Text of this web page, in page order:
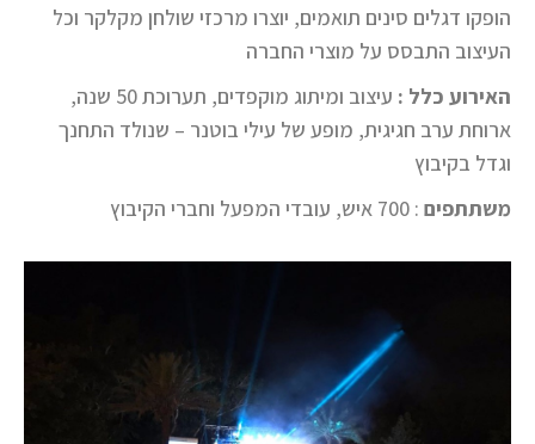
הופקו דגלים סינים תואמים, יוצרו מרכזי שולחן מקלקר וכל
העיצוב התבסס על מוצרי החברה
האירוע כלל :
עיצוב ומיתוג מוקפדים, תערוכת 50 שנה,
ארוחת ערב חגיגית, מופע של עילי בוטנר – שנולד התחנך
וגדל בקיבוץ
משתתפים : 700 איש, עובדי המפעל וחברי הקיבוץ